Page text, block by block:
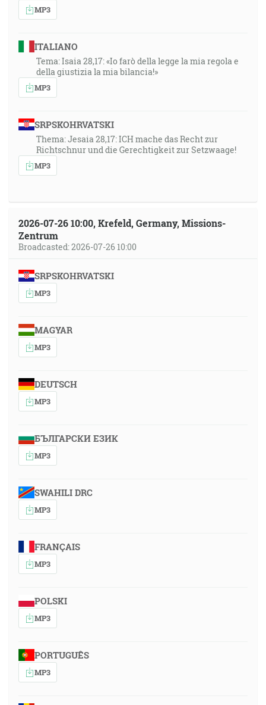
MP3
ITALIANO
Tema: Isaia 28,17: «Io farò della legge la mia regola e
della giustizia la mia bilancia!»
MP3
SRPSKOHRVATSKI
Thema: Jesaia 28,17: ICH mache das Recht zur
Richtschnur und die Gerechtigkeit zur Setzwaage!
MP3
2026-07-26 10:00, Krefeld, Germany, Missions-
Zentrum
Broadcasted: 2026-07-26 10:00
SRPSKOHRVATSKI
MP3
MAGYAR
MP3
DEUTSCH
MP3
БЪЛГАРСКИ ЕЗИК
MP3
SWAHILI DRC
MP3
FRANÇAIS
MP3
POLSKI
MP3
PORTUGUÊS
MP3